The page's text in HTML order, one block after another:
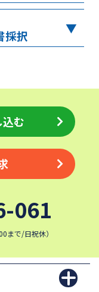
採択
む
061
まで/日祝休）